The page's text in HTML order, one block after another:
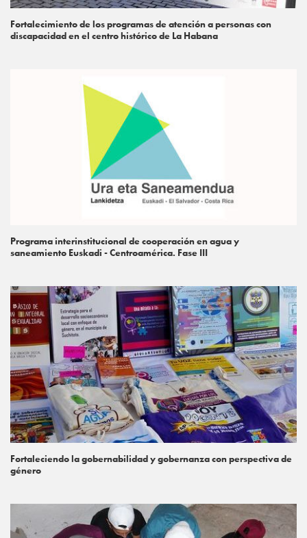
Fortalecimiento de los programas de atención a personas con
discapacidad en el centro histórico de La Habana
Programa interinstitucional de cooperación en agua y
saneamiento Euskadi - Centroamérica. Fase III
Fortaleciendo la gobernabilidad y gobernanza con perspectiva de
género